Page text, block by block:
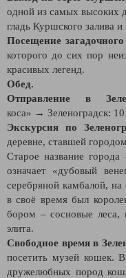
одной из самых высоких
гладь Куршского залива
Посещение
которого до сих пор
красивых легенд.
Обед.
Отправление в
коса» → Зеленоградск:
Экскурсия по
деревне, ставшей
Старое название
означает «дубовый
серебряной камбалой,
в своё время был
бором – сосновые леса,
элита.
Свободное время в
посетить музей кошек.
дружелюбных пород